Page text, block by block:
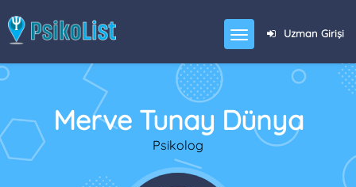
Uzman Girişi
Merve Tunay Dünya
Psikolog